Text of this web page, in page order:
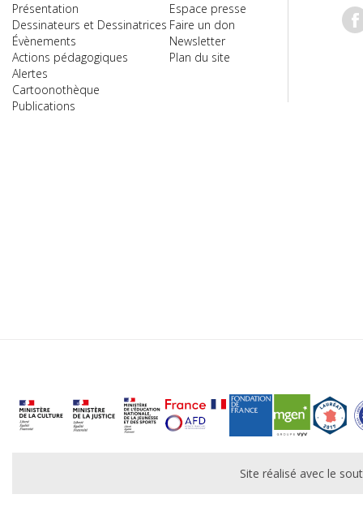
Présentation
Dessinateurs et Dessinatrices
Évènements
Actions pédagogiques
Alertes
Cartoonothèque
Publications
Espace presse
Faire un don
Newsletter
Plan du site
Site réalisé avec le